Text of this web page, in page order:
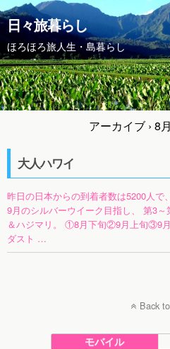
日々旅暮らし
ほろほろ旅人生・島暮らし
アーカイブ › 8
大人ハワイ
昨日の日本からの到着者数は5200人で
9月のシルバーウイーク目指し、 第3
＆ハジマリ。 ①8月下旬②9月上旬③9
ダスト …
Back
モバイル